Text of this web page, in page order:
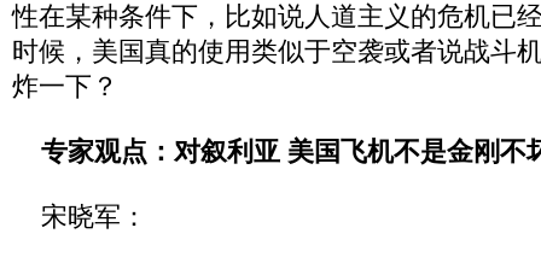
性在某种条件下，比如说人道主义的危机已
时候，美国真的使用类似于空袭或者说战斗
炸一下？
专家观点：对叙利亚 美国飞机不是金刚不
宋晓军：